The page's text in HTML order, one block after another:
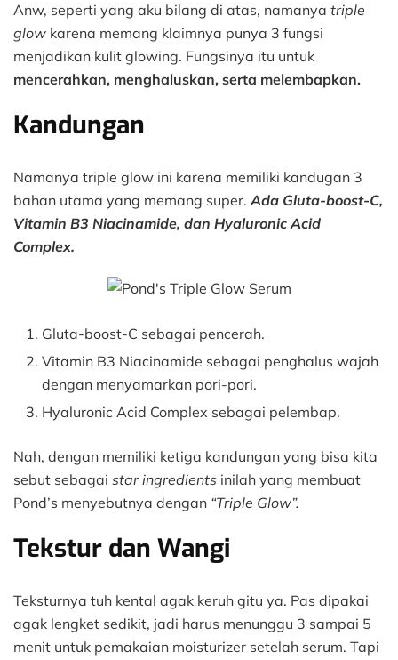
Anw, seperti yang aku bilang di atas, namanya triple
glow karena memang klaimnya punya 3 fungsi
menjadikan kulit glowing. Fungsinya itu untuk
mencerahkan, menghaluskan, serta melembapkan.
Kandungan
Namanya triple glow ini karena memiliki kandugan 3
bahan utama yang memang super.Ada Gluta-boost-C,
Vitamin B3 Niacinamide, dan Hyaluronic Acid
Complex.
Gluta-boost-C sebagai pencerah.
Vitamin B3 Niacinamide sebagai penghalus wajah
dengan menyamarkan pori-pori.
Hyaluronic Acid Complex sebagai pelembap.
Nah, dengan memiliki ketiga kandungan yang bisa kita
sebut sebagai star ingredients inilah yang membuat
Pond’s menyebutnya dengan “Triple Glow”.
Tekstur dan Wangi
Teksturnya tuh kental agak keruh gitu ya. Pas dipakai
agak lengket sedikit, jadi harus menunggu 3 sampai 5
menit untuk pemakaian moisturizer setelah serum. Tapi